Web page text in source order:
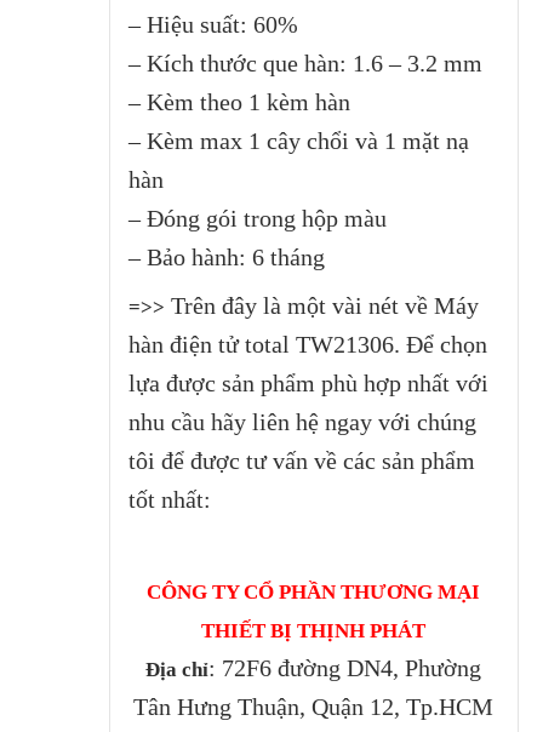
– Hiệu suất: 60%
– Kích thước que hàn: 1.6 – 3.2 mm
– Kèm theo 1 kèm hàn
– Kèm max 1 cây chổi và 1 mặt nạ
hàn
– Đóng gói trong hộp màu
– Bảo hành: 6 tháng
=>> Trên đây là một vài nét về Máy
hàn điện tử total TW21306. Để chọn
lựa được sản phẩm phù hợp nhất với
nhu cầu hãy liên hệ ngay với chúng
tôi để được tư vấn về các sản phẩm
tốt nhất:
CÔNG TY CỔ PHẦN THƯƠNG MẠI
THIẾT BỊ THỊNH PHÁT
Địa chỉ: 72F6 đường DN4, Phường
Tân Hưng Thuận, Quận 12, Tp.HCM